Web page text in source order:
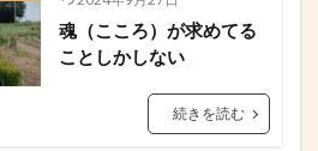
魂（こころ）が求めてる
ことしかしない
続きを読む